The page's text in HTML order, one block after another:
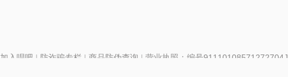
加入唱吧 | 防诈骗专栏 | 商品防伪查询 | 营业执照：编号91110108571272704J